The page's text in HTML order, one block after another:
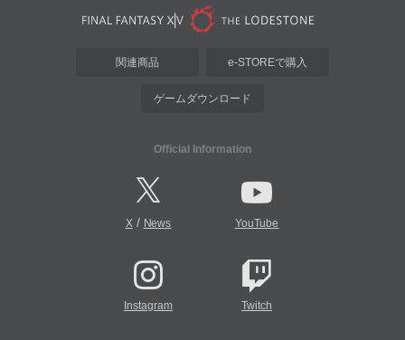
関連商品 e-STOREで購入
ゲームダウンロード
Official Information
X/ News YouTube
Instagram Twitch